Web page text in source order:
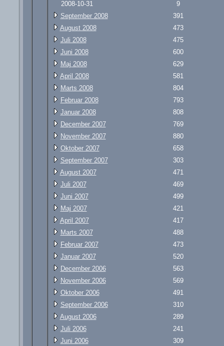
2008-10-31
9
September 2008
391
August 2008
473
Juli 2008
475
Juni 2008
600
Maj 2008
629
April 2008
581
Marts 2008
804
Februar 2008
793
Januar 2008
808
December 2007
769
November 2007
880
Oktober 2007
658
September 2007
303
August 2007
471
Juli 2007
469
Juni 2007
499
Maj 2007
421
April 2007
417
Marts 2007
488
Februar 2007
473
Januar 2007
520
December 2006
563
November 2006
569
Oktober 2006
491
September 2006
310
August 2006
289
Juli 2006
241
Juni 2006
309